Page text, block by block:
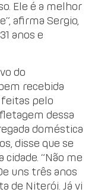
Ele é a melhor
afirma Sergio,
anos e
do
recebida
feitas pelo
dessa
doméstica
disse que se
“Não me
uns três anos
de Niterói. Já vi